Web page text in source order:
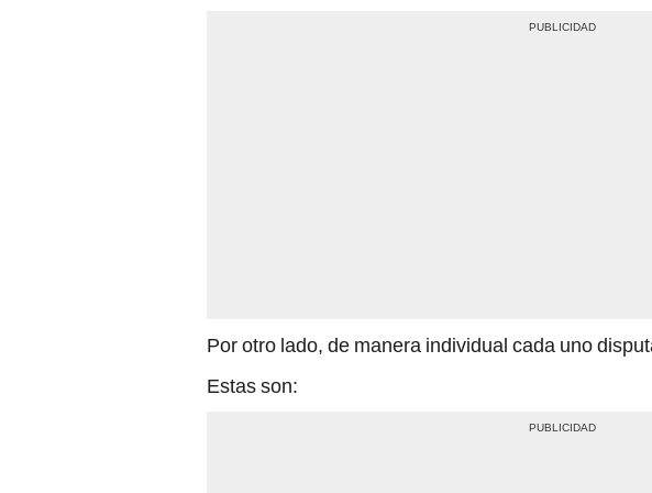
Por otro lado, de manera individual cada uno
Estas son: